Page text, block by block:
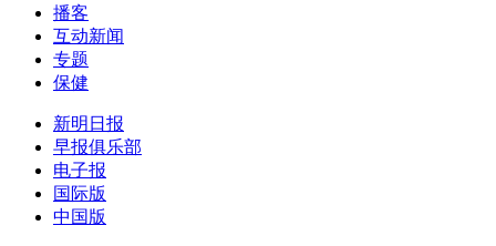
播客
互动新闻
专题
保健
新明日报
早报俱乐部
电子报
国际版
中国版